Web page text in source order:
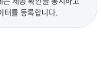
터를 등록합니다.